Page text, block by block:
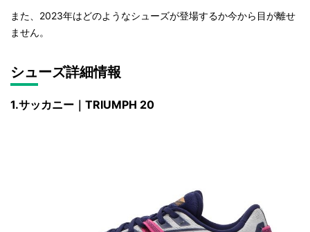
また、2023年はどのようなシューズが登場するか今から目が離せ
ません。
シューズ詳細情報
1.サッカニー｜TRIUMPH 20